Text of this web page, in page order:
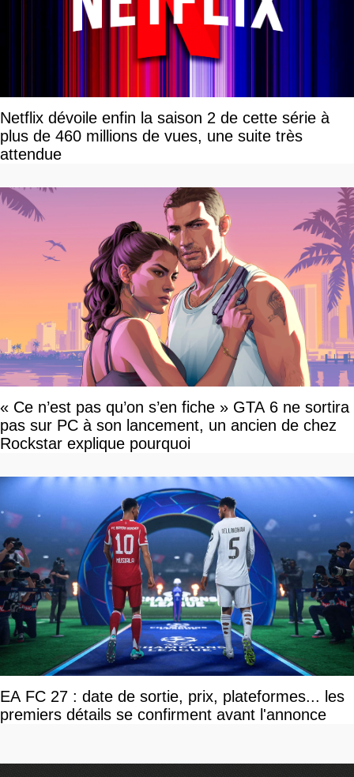
Netflix dévoile enfin la saison 2 de cette série à
plus de 460 millions de vues, une suite très
attendue
« Ce n’est pas qu’on s’en fiche » GTA 6 ne sortira
pas sur PC à son lancement, un ancien de chez
Rockstar explique pourquoi
EA FC 27 : date de sortie, prix, plateformes... les
premiers détails se confirment avant l'annonce